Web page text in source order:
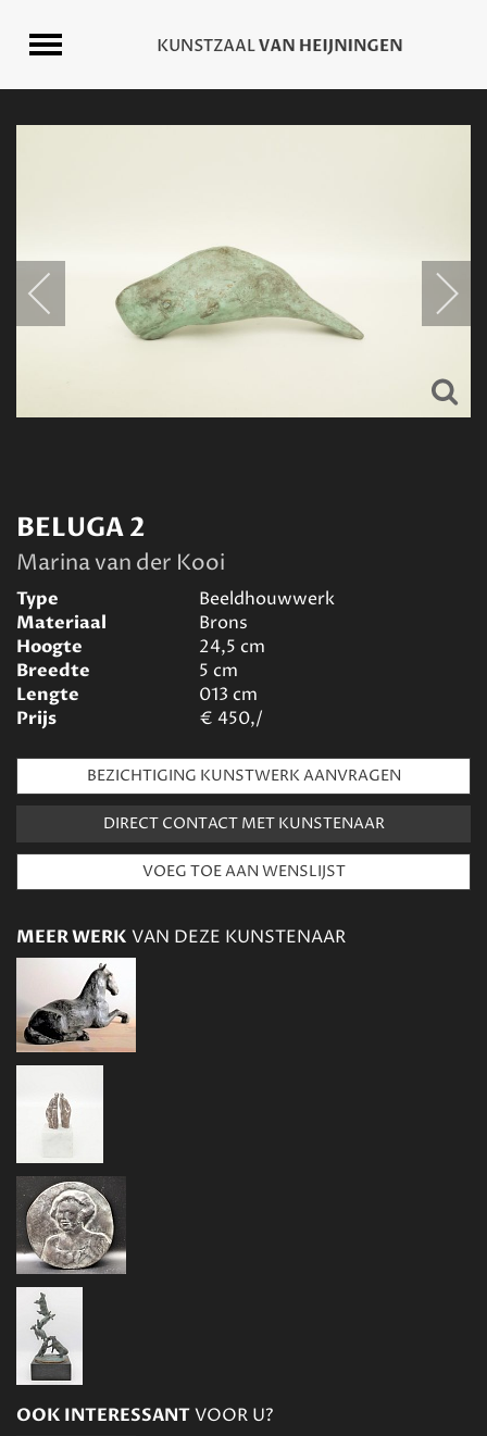
BELUGA 2
Marina van der Kooi
Type
Beeldhouwwerk
Materiaal
Brons
Hoogte
24,5 cm
Breedte
5 cm
Lengte
013 cm
Prijs
€ 450,/
BEZICHTIGING KUNSTWERK AANVRAGEN
DIRECT CONTACT MET KUNSTENAAR
MEER WERK VAN DEZE KUNSTENAAR
OOK INTERESSANTVOOR U?